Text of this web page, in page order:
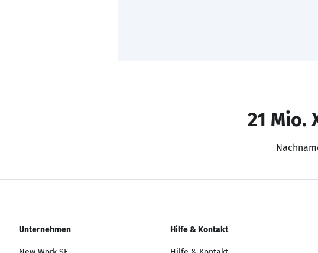
21 Mio.
Unternehmen Hilfe & Kontakt